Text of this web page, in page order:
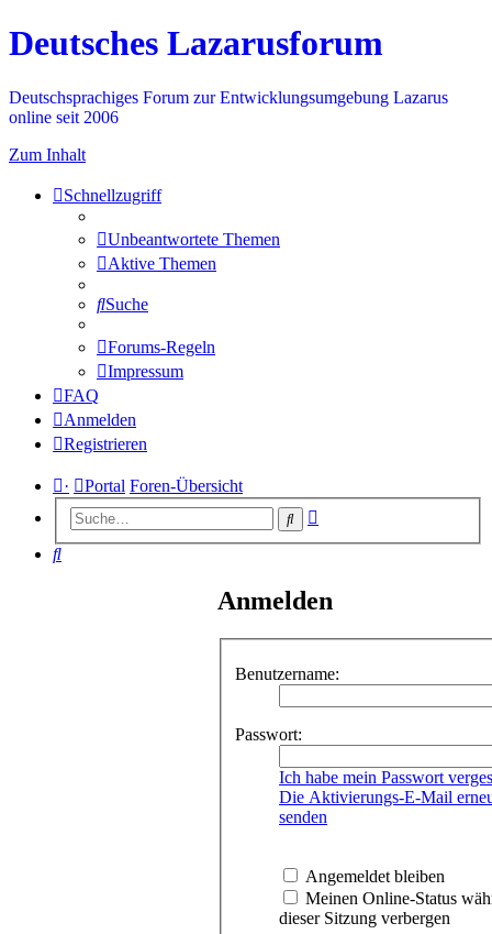
Deutsches Lazarusforum
Deutschsprachiges Forum zur Entwicklungsumgebung Lazarus
online seit 2006
Zum Inhalt
Schnellzugriff
Unbeantwortete Themen
Aktive Themen
Suche
Forums-Regeln
Impressum
FAQ
Anmelden
Registrieren
· Portal Foren-Übersicht
Suche
Suche
Anmelden
Benutzername:
Passwort:
Ich habe mein Passwort
Die Aktivierungs-E-Mail
senden
Angemeldet bleiben
Meinen Online-Status
dieser Sitzung verbergen